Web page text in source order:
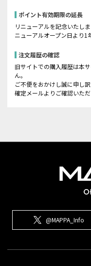
ポイント有効期限の延長
リニューアルを記念いたし
ニューアルオープン日より1
注文履歴の確認
旧サイトでの購入履歴は本
ん。
ご不便をおかけし誠に申し
確定メールよりご確認いた
@MAPPA_Info